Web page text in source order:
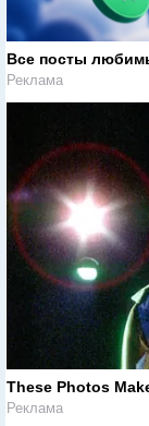
Все посты
Реклама
These Photos
Реклама